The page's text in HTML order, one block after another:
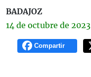
BADAJOZ
14 de octubre de 2023
Compartir